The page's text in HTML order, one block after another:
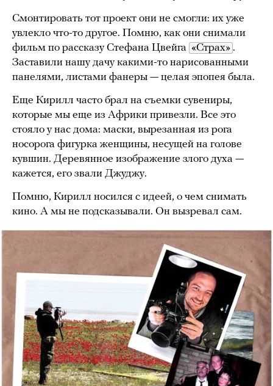
Смонтировать тот проект они не смогли: их уже
увлекло что-то другое. Помню, как они снимали
фильм по рассказу Стефана Цвейга «Страх» .
Заставили нашу дачу какими-то нарисованными
панелями, листами фанеры — целая эпопея была.
Еще Кирилл часто брал на съемки сувениры,
которые мы еще из Африки привезли. Все это
стояло у нас дома: маски, вырезанная из рога
носорога фигурка женщины, несущей на голове
кувшин. Деревянное изображение злого духа —
кажется, его звали Джуджу.
Помню, Кирилл носился с идеей, о чем снимать
кино. А мы не подсказывали. Он вызревал сам.